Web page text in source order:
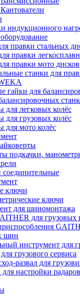
индукционного
правки стальных
правки
правки мото дисков
станки для
гайки для
для легковых колёс
для грузовых колёс
для мото колёс
подкачки,
ключи
ключи
для шиномонтажа
для грузовых
шин
инструмент для
грузового сервиса
развал для
настройки